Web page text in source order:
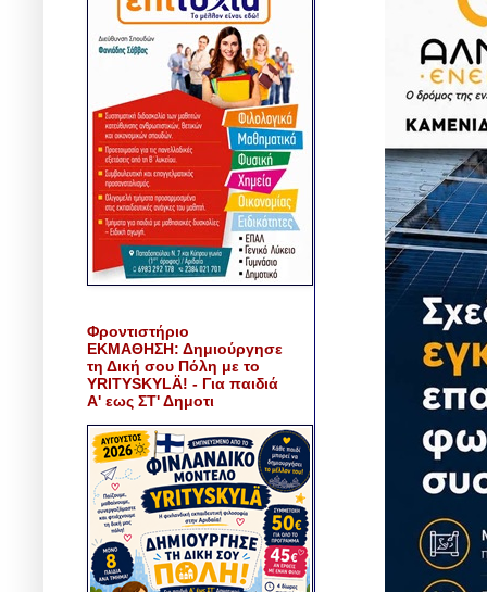
Φροντιστήριο
ΕΚΜΑΘΗΣΗ: Δημιούργησε
τη Δική σου Πόλη με το
YRITYSKYLÄ! - Για παιδιά
Α' εως ΣΤ' Δημοτι